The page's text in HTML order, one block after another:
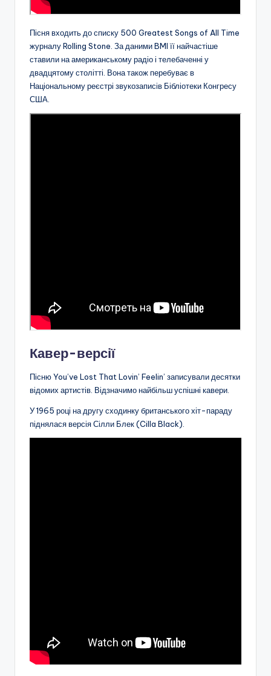
Пісня входить до списку 500 Greatest Songs of All Time
журналу Rolling Stone. За даними BMI її найчастіше
ставили на американському радіо і телебаченні у
двадцятому столітті. Вона також перебуває в
Національному реєстрі звукозаписів Бібліотеки Конгресу
США.
Кавер-версії
Пісню You’ve Lost That Lovin’ Feelin’ записували десятки
відомих артистів. Відзначимо найбільш успішні кавери.
У 1965 році на другу сходинку британського хіт-параду
піднялася версія Сілли Блек (Cilla Black).